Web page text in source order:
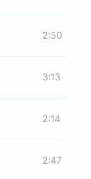
2:50
3:13
2:14
2:47